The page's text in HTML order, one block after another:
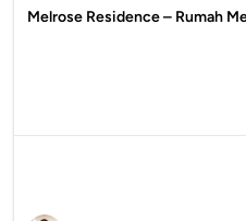
Melrose Residence – Rumah